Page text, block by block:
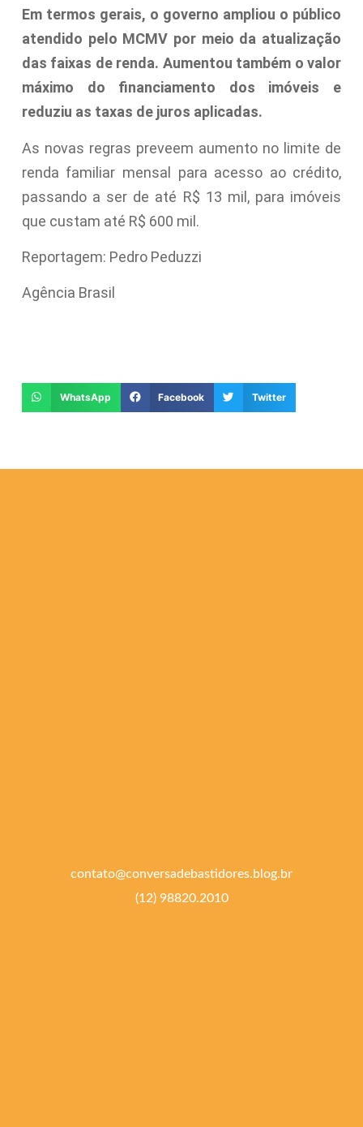
Em termos gerais, o governo ampliou o público
atendido pelo MCMV por meio da atualização
das faixas de renda. Aumentou também o valor
máximo do financiamento dos imóveis e
reduziu as taxas de juros aplicadas.
As novas regras preveem aumento no limite de
renda familiar mensal para acesso ao crédito,
passando a ser de até R$ 13 mil, para imóveis
que custam até R$ 600 mil.
Reportagem: Pedro Peduzzi
Agência Brasil
WhatsApp Facebook Twitter
contato@conversadebastidores.blog.br
(12) 98820.2010